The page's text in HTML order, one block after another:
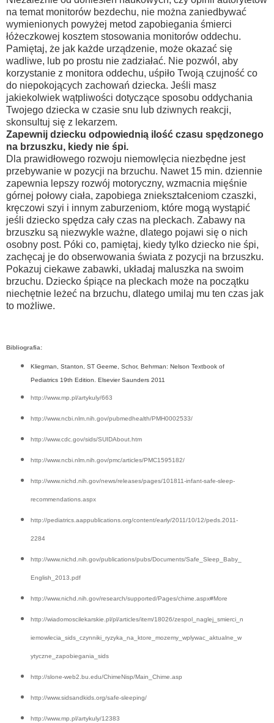
na temat monitorów bezdechu, nie można zaniedbywać
wymienionych powyżej metod zapobiegania śmierci
łóżeczkowej kosztem stosowania monitorów oddechu.
Pamiętaj, że jak każde urządzenie, może okazać się
wadliwe, lub po prostu nie zadziałać. Nie pozwól, aby
korzystanie z monitora oddechu, uśpiło Twoją czujność co
do niepokojących zachowań dziecka. Jeśli masz
jakiekolwiek wątpliwości dotyczące sposobu oddychania
Twojego dziecka w czasie snu lub dziwnych reakcji,
skonsultuj się z lekarzem.
Zapewnij dziecku odpowiednią ilość czasu spędzonego
na brzuszku, kiedy nie śpi.
Dla prawidłowego rozwoju niemowlęcia niezbędne jest
przebywanie w pozycji na brzuchu. Nawet 15 min. dziennie
zapewnia lepszy rozwój motoryczny, wzmacnia mięśnie
górnej połowy ciała, zapobiega zniekształceniom czaszki,
kręczowi szyi i innym zaburzeniom, które mogą wystąpić
jeśli dziecko spędza cały czas na pleckach. Zabawy na
brzuszku są niezwykle ważne, dlatego pojawi się o nich
osobny post. Póki co, pamiętaj, kiedy tylko dziecko nie śpi,
zachęcaj je do obserwowania świata z pozycji na brzuszku.
Pokazuj ciekawe zabawki, układaj maluszka na swoim
brzuchu. Dziecko śpiące na pleckach może na początku
niechętnie leżeć na brzuchu, dlatego umilaj mu ten czas jak
to możliwe.
Bibliografia:
Kliegman, Stanton, ST Geeme, Schor, Behrman: Nelson Textbook of
Pediatrics 19th Edition. Elsevier Saunders 2011
http://www.mp.pl/artykuly/663
http://www.ncbi.nlm.nih.gov/pubmedhealth/PMH0002533/
http://www.cdc.gov/sids/SUIDAbout.htm
http://www.ncbi.nlm.nih.gov/pmc/articles/PMC1595182/
http://www.nichd.nih.gov/news/releases/pages/101811-infant-safe-sleep-
recommendations.aspx
http://pediatrics.aappublications.org/content/early/2011/10/12/peds.2011-
2284
http://www.nichd.nih.gov/publications/pubs/Documents/Safe_Sleep_Baby_
English_2013.pdf
http://www.nichd.nih.gov/research/supported/Pages/chime.aspx#More
http://wiadomoscilekarskie.pl/pl/articles/item/18026/zespol_naglej_smierci_n
iemowlecia_sids_czynniki_ryzyka_na_ktore_mozemy_wplywac_aktualne_w
ytyczne_zapobiegania_sids
http://slone-web2.bu.edu/ChimeNisp/Main_Chime.asp
http://www.sidsandkids.org/safe-sleeping/
http://www.mp.pl/artykuly/12383